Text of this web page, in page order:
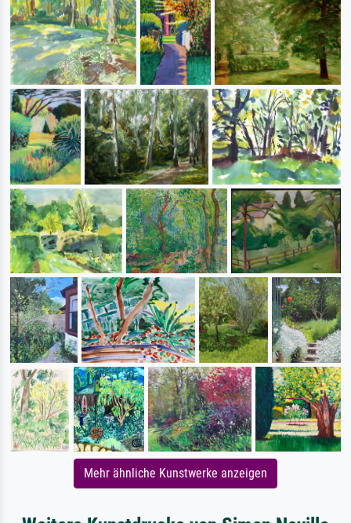
Mehr ähnliche Kunstwerke anzeigen